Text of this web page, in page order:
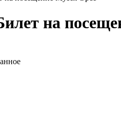
на